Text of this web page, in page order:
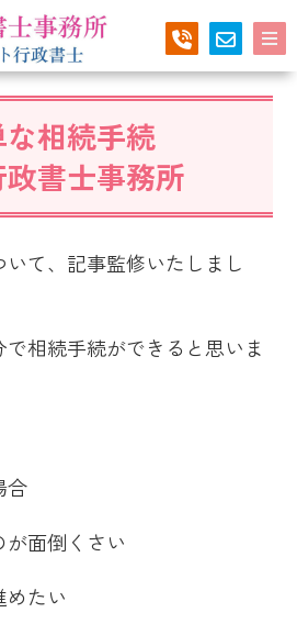
相続手続
書士事務所
て、記事監修いたしまし
相続手続ができると思いま
合
が面倒くさい
めたい